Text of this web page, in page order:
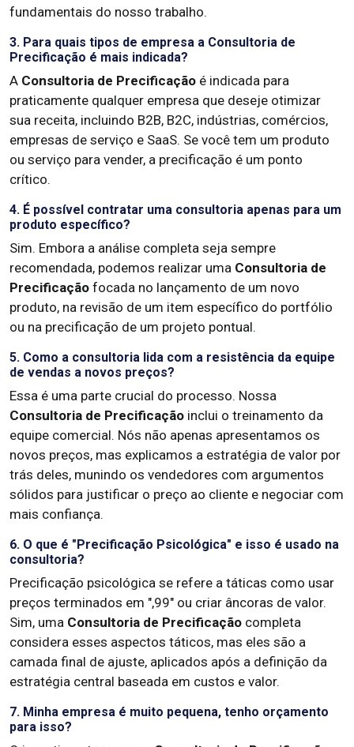
fundamentais do nosso trabalho.
3. Para quais tipos de empresa a Consultoria de
Precificação é mais indicada?
A Consultoria de Precificação é indicada para
praticamente qualquer empresa que deseje otimizar
sua receita, incluindo B2B, B2C, indústrias, comércios,
empresas de serviço e SaaS. Se você tem um produto
ou serviço para vender, a precificação é um ponto
crítico.
4. É possível contratar uma consultoria apenas para um
produto específico?
Sim. Embora a análise completa seja sempre
recomendada, podemos realizar uma Consultoria de
Precificação focada no lançamento de um novo
produto, na revisão de um item específico do portfólio
ou na precificação de um projeto pontual.
5. Como a consultoria lida com a resistência da equipe
de vendas a novos preços?
Essa é uma parte crucial do processo. Nossa
Consultoria de Precificação inclui o treinamento da
equipe comercial. Nós não apenas apresentamos os
novos preços, mas explicamos a estratégia de valor por
trás deles, munindo os vendedores com argumentos
sólidos para justificar o preço ao cliente e negociar com
mais confiança.
6. O que é "Precificação Psicológica" e isso é usado na
consultoria?
Precificação psicológica se refere a táticas como usar
preços terminados em ",99" ou criar âncoras de valor.
Sim, uma Consultoria de Precificação completa
considera esses aspectos táticos, mas eles são a
camada final de ajuste, aplicados após a definição da
estratégia central baseada em custos e valor.
7. Minha empresa é muito pequena, tenho orçamento
para isso?